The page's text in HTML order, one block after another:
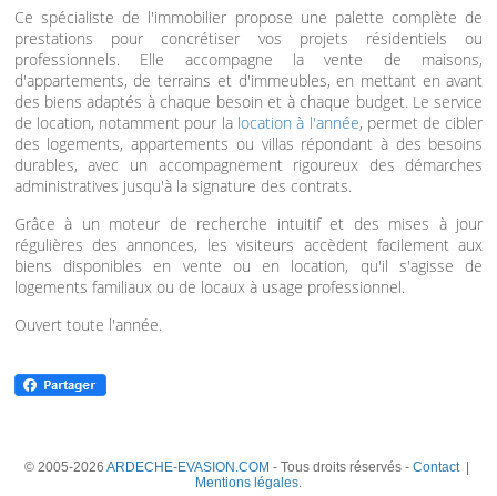
Ce spécialiste de l'immobilier propose une palette complète de
prestations pour concrétiser vos projets résidentiels ou
professionnels. Elle accompagne la vente de maisons,
d'appartements, de terrains et d'immeubles, en mettant en avant
des biens adaptés à chaque besoin et à chaque budget. Le service
de location, notamment pour la location à l'année, permet de cibler
des logements, appartements ou villas répondant à des besoins
durables, avec un accompagnement rigoureux des démarches
administratives jusqu'à la signature des contrats.
Grâce à un moteur de recherche intuitif et des mises à jour
régulières des annonces, les visiteurs accèdent facilement aux
biens disponibles en vente ou en location, qu'il s'agisse de
logements familiaux ou de locaux à usage professionnel.
Ouvert toute l'année.
© 2005-2026 ARDECHE-EVASION.COM - Tous droits réservés - Contact|
Mentions légales.